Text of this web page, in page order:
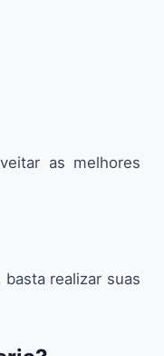
as melhores
realizar suas